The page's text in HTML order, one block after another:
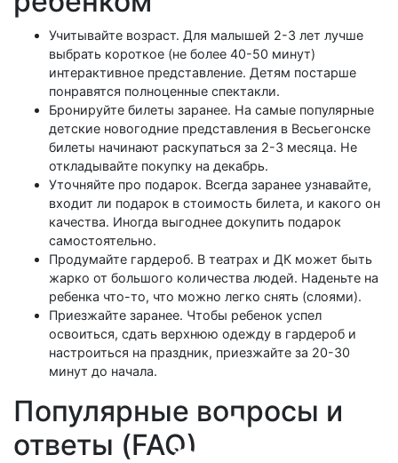
Учитывайте возраст. Для малышей 2-3 лет лучше
выбрать короткое (не более 40-50 минут)
интерактивное представление. Детям постарше
понравятся полноценные спектакли.
Бронируйте билеты заранее. На самые популярные
детские новогодние представления в Весьегонске
билеты начинают раскупаться за 2-3 месяца. Не
откладывайте покупку на декабрь.
Уточняйте про подарок. Всегда заранее узнавайте,
входит ли подарок в стоимость билета, и какого он
качества. Иногда выгоднее докупить подарок
самостоятельно.
Продумайте гардероб. В театрах и ДК может быть
жарко от большого количества людей. Наденьте на
ребенка что-то, что можно легко снять (слоями).
Приезжайте заранее. Чтобы ребенок успел
освоиться, сдать верхнюю одежду в гардероб и
настроиться на праздник, приезжайте за 20-30
минут до начала.
Популярные вопросы и
ответы (FAQ)